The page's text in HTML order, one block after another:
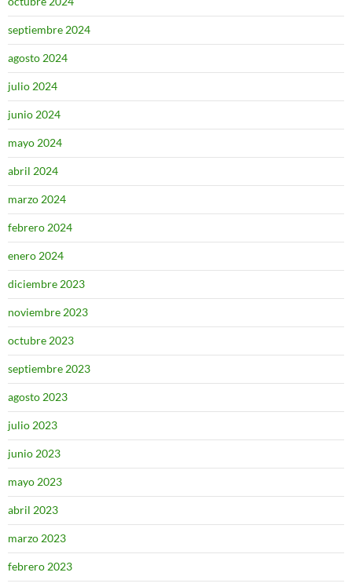
septiembre 2024
agosto 2024
julio 2024
junio 2024
mayo 2024
abril 2024
marzo 2024
febrero 2024
enero 2024
diciembre 2023
noviembre 2023
octubre 2023
septiembre 2023
agosto 2023
julio 2023
junio 2023
mayo 2023
abril 2023
marzo 2023
febrero 2023